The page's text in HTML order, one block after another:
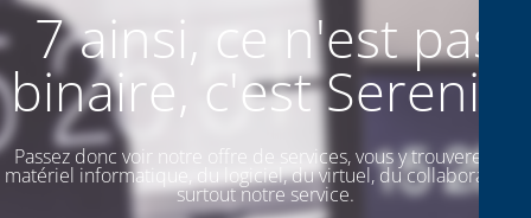
7 ainsi, ce n'est pas
binaire, c'est SereniiT
Passez donc voir notre offre de services, vous y trouverez du
matériel informatique, du logiciel, du virtuel, du collaboratif. Et
surtout notre service.